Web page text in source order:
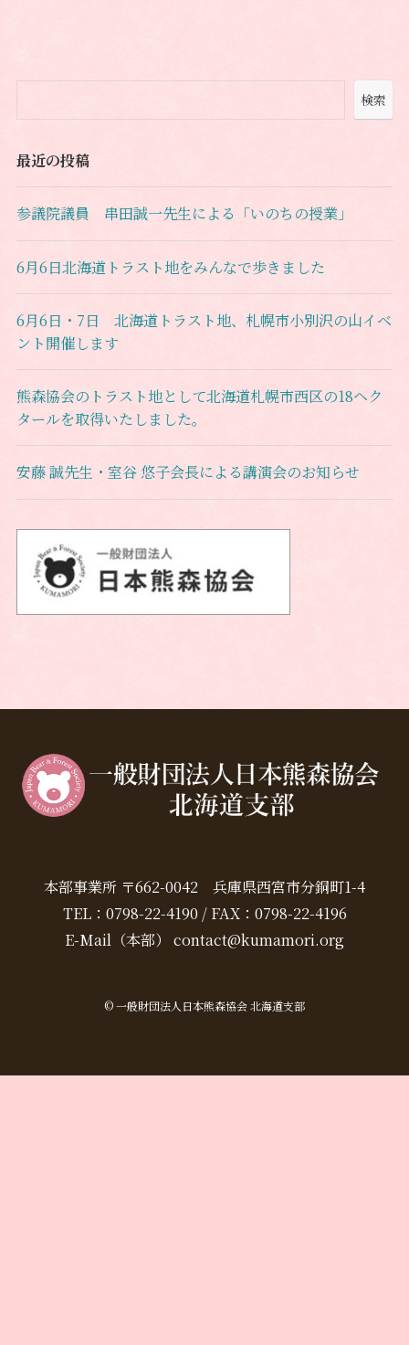
検索
最近の投稿
参議院議員 串田誠一先生による「いのちの授業」
6月6日北海道トラスト地をみんなで歩きました
6月6日・7日 北海道トラスト地、札幌市小別沢の山イベ
ント開催します
熊森協会のトラスト地として北海道札幌市西区の18ヘク
タールを取得いたしました。
安藤 誠先生・室谷 悠子会長による講演会のお知らせ
本部事業所 〒662-0042 兵庫県西宮市分銅町1-4
TEL：0798-22-4190 / FAX：0798-22-4196
E-Mail（本部） contact@kumamori.org
©一般財団法人日本熊森協会 北海道支部